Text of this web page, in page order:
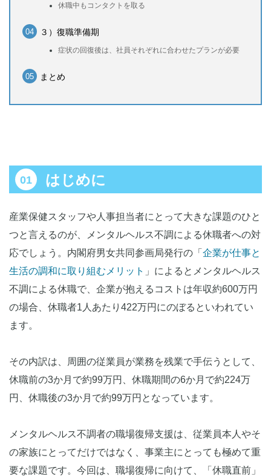
休職中もコンタクトを取る
３）復職準備期
症状の回復後は、社員それぞれに合わせたプランが必要
まとめ
はじめに
産業保健スタッフや人事担当者にとって大きな課題のひと
つと言えるのが、メンタルヘルス不調による休職者への対
応でしょう。内閣府男女共同参画局発行の「 企業が仕事と
生活の調和に取り組むメリット 」によるとメンタルヘルス
不調による休職で、企業が抱えるコストは年収約600万円
の場合、休職者1人あたり422万円にのぼるといわれてい
ます。
その内訳は、周囲の従業員が業務を残業で手伝うとして、
休職前の3か月で約99万円、休職期間の6か月で約224万
円、休職後の3か月で約99万円となっています。
メンタルヘルス不調者の職場復帰支援は、従業員本人やそ
の家族にとってだけではなく、事業主にとっても極めて重
要な課題です。今回は、職場復帰に向けて、「休職直前」